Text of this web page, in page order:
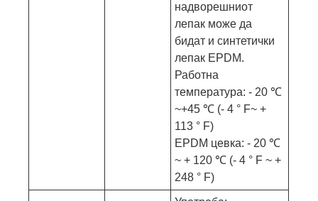
надворешниот
лепак може да
бидат и синтетички
лепак EPDM.
Работна
температура: - 20 ℃
~+45 ℃ (- 4 ° F~ +
113 ° F)
EPDM цевка: - 20 ℃
~ + 120 ℃ (- 4 ° F ~ +
248 ° F)